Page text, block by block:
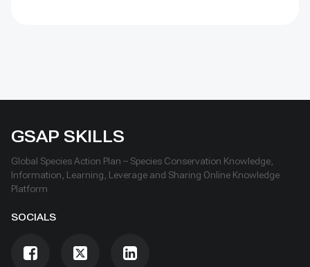
GSAP SKILLS
Global Species Action Plan – Species Conservation Knowledge,
Information, Learning, Leverage and Sharing Online Knowledge
Platform
SOCIALS